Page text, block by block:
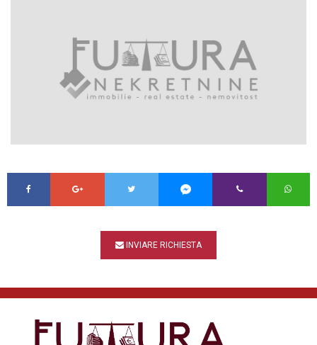
INVIARE RICHIESTA